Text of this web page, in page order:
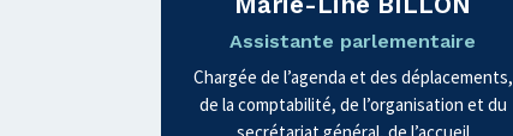
Assistante parlementaire
Chargée de l’agenda et des déplacements,
de la comptabilité, de l’organisation et du